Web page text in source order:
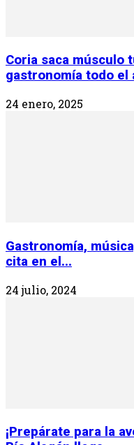
Coria saca músculo
gastronomía todo el
24 enero, 2025
Gastronomía,
cita en el...
24 julio, 2024
¡Prepárate para la